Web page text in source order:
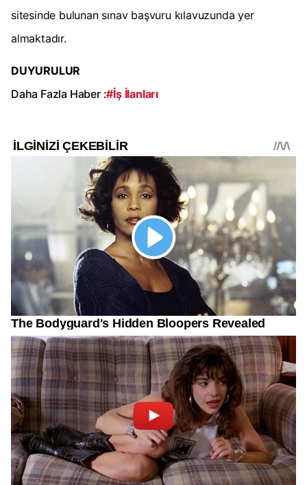
sitesinde bulunan sınav başvuru kılavuzunda yer
almaktadır.
DUYURULUR
Daha Fazla Haber :#İş İlanları